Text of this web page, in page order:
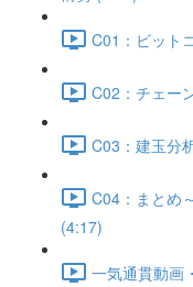
C01：ビット
C02：チェー
C03：建玉分
C04：まとめ
(4:17)
一気通貫動画